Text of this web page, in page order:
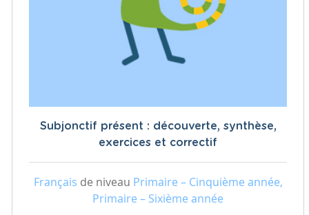
Subjonctif présent : découverte, synthèse,
exercices et correctif
Français de niveau Primaire – Cinquième année,
Primaire – Sixième année